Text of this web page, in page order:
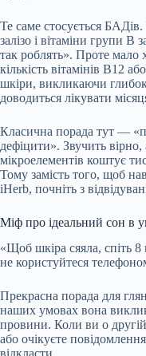
Те саме стосується
залізо і вітаміни групи В
так роблять». Проте мало
кількість вітамінів В12
шкіри, викликаючи
доводиться лікувати
Класична порада тут —
дефіцити». Звучить вірно,
мікроелементів коштує
Тому замість того, щоб
iHerb, почніть з
Міф про ідеальний сон в
«Щоб шкіра сяяла, спіть 8
не користуйтеся
Прекрасна порада для
наших умовах вона
провини. Коли ви о
або очікуєте